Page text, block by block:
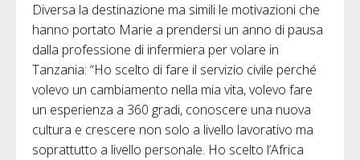
Diversa la destinazione ma simili le motivazioni che
hanno portato Marie a prendersi un anno di pausa
dalla professione di infermiera per volare in
Tanzania: “Ho scelto di fare il servizio civile perché
volevo un cambiamento nella mia vita, volevo fare
un esperienza a 360 gradi, conoscere una nuova
cultura e crescere non solo a livello lavorativo ma
soprattutto a livello personale. Ho scelto l’Africa